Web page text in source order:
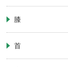
膝
首